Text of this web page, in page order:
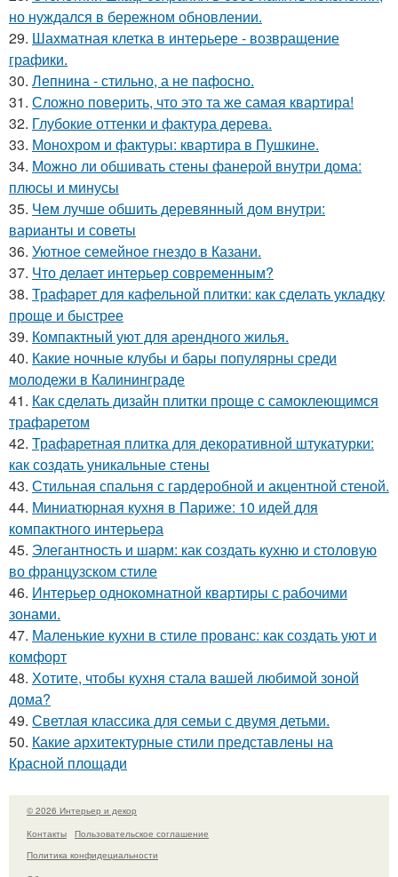
но нуждался в бережном обновлении.
29. Шахматная клетка в интерьере - возвращение
графики.
30. Лепнина - стильно, а не пафосно.
31. Сложно поверить, что это та же самая квартира!
32. Глубокие оттенки и фактура дерева.
33. Монохром и фактуры: квартира в Пушкине.
34. Можно ли обшивать стены фанерой внутри дома:
плюсы и минусы
35. Чем лучше обшить деревянный дом внутри:
варианты и советы
36. Уютное семейное гнездо в Казани.
37. Что делает интерьер современным?
38. Трафарет для кафельной плитки: как сделать укладку
проще и быстрее
39. Компактный уют для арендного жилья.
40. Какие ночные клубы и бары популярны среди
молодежи в Калининграде
41. Как сделать дизайн плитки проще с самоклеющимся
трафаретом
42. Трафаретная плитка для декоративной штукатурки:
как создать уникальные стены
43. Стильная спальня с гардеробной и акцентной стеной.
44. Миниатюрная кухня в Париже: 10 идей для
компактного интерьера
45. Элегантность и шарм: как создать кухню и столовую
во французском стиле
46. Интерьер однокомнатной квартиры с рабочими
зонами.
47. Маленькие кухни в стиле прованс: как создать уют и
комфорт
48. Хотите, чтобы кухня стала вашей любимой зоной
дома?
49. Светлая классика для семьи с двумя детьми.
50. Какие архитектурные стили представлены на
Красной площади
© 2026 Интерьер и декор
Контакты
Пользовательское соглашение
Политика конфидециальности